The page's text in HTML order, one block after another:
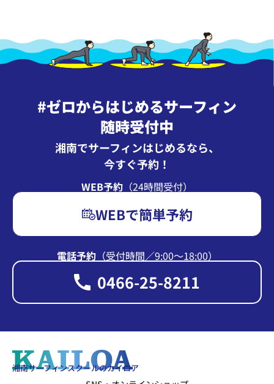
#ゼロからはじめるサーフィン
随時受付中
湘南でサーフィンはじめるなら、
今すぐ予約！
電話予約（受付時間∕9:00〜18:00）
0466-25-8211
WEB予約 （24時間受付）
WEBで簡単予約
湘南サーフィンスクールのカイロア